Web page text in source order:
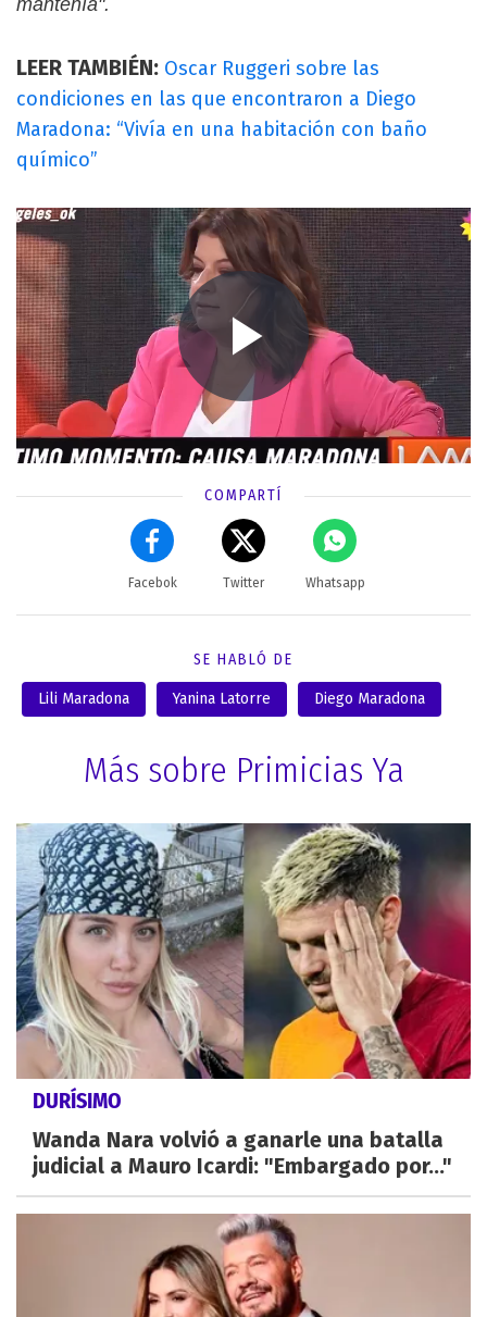
LEER TAMBIÉN: Oscar Ruggeri sobre las
condiciones en las que encontraron a Diego
Maradona: “Vivía en una habitación con baño
químico”
COMPARTÍ
Facebok Twitter Whatsapp
SE HABLÓ DE
Lili Maradona Yanina Latorre Diego Maradona
Más sobre Primicias Ya
DURÍSIMO
Wanda Nara volvió a ganarle una batalla
judicial a Mauro Icardi: "Embargado por..."